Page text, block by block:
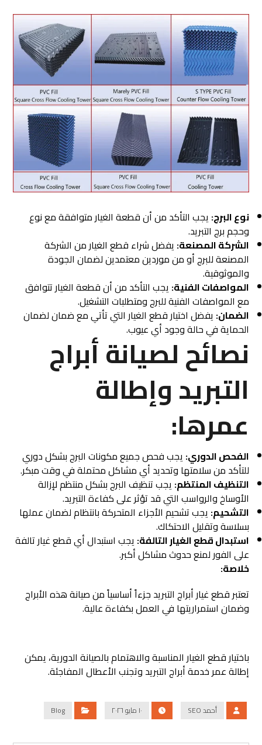
نوع البرج: يجب التأكد من أن قطعة الغيار متوافقة مع نوع
وحجم برج التبريد.
الشركة المصنعة: يفضل شراء قطع الغيار من الشركة
المصنعة للبرج أو من موردين معتمدين لضمان الجودة
والموثوقية.
المواصفات الفنية: يجب التأكد من أن قطعة الغيار تتوافق
مع المواصفات الفنية للبرج ومتطلبات التشغيل.
الضمان: يفضل اختيار قطع الغيار التي تأتي مع ضمان لضمان
الحماية في حالة وجود أي عيوب.
نصائح لصيانة أبراج
التبريد وإطالة
عمرها:
الفحص الدوري: يجب فحص جميع مكونات البرج بشكل دوري
للتأكد من سلامتها وتحديد أي مشاكل محتملة في وقت مبكر.
التنظيف المنتظم: يجب تنظيف البرج بشكل منتظم لإزالة
الأوساخ والرواسب التي قد تؤثر على كفاءة التبريد.
التشحيم: يجب تشحيم الأجزاء المتحركة بانتظام لضمان عملها
بسلاسة وتقليل الاحتكاك.
استبدال قطع الغيار التالفة: يجب استبدال أي قطع غيار تالفة
على الفور لمنع حدوث مشاكل أكبر.
خلاصة:
تعتبر قطع غيار أبراج التبريد جزءاً أساسياً من صيانة هذه الأبراج
وضمان استمراريتها في العمل بكفاءة عالية.
باختيار قطع الغيار المناسبة والاهتمام بالصيانة الدورية، يمكن
إطالة عمر خدمة أبراج التبريد وتجنب الأعطال المفاجئة.
أحمد SEO ١٠ مايو ٢٠٢٦ Blog